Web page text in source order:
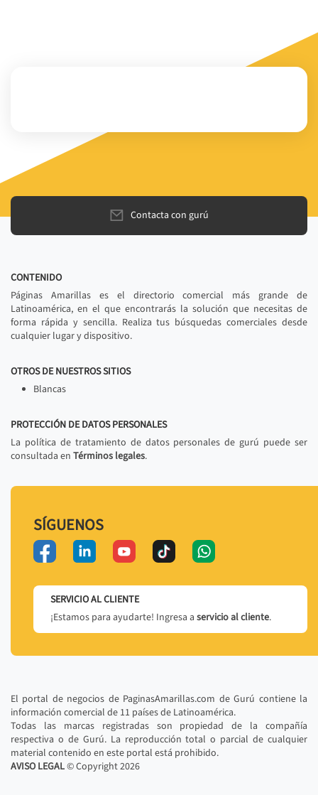
Contacta con gurú
CONTENIDO
Páginas Amarillas es el directorio comercial más grande de
Latinoamérica, en el que encontrarás la solución que necesitas de
forma rápida y sencilla. Realiza tus búsquedas comerciales desde
cualquier lugar y dispositivo.
OTROS DE NUESTROS SITIOS
Blancas
PROTECCIÓN DE DATOS PERSONALES
La política de tratamiento de datos personales de gurú puede ser
consultada en Términos legales.
SÍGUENOS
SERVICIO AL CLIENTE
¡Estamos para ayudarte! Ingresa a servicio al cliente.
El portal de negocios de PaginasAmarillas.com de Gurú contiene la
información comercial de 11 países de Latinoamérica.
Todas las marcas registradas son propiedad de la compañía
respectiva o de Gurú. La reproducción total o parcial de cualquier
material contenido en este portal está prohibido.
AVISO LEGAL© Copyright2026